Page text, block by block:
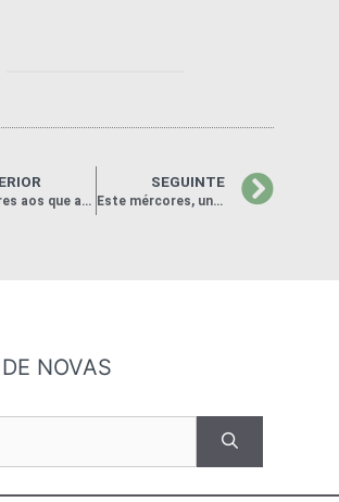
Lugares aos que acudirán as rapazas e rapaces admitidos nos Campamentos de Verán ‘As Neves Concilia’
SEGUINTE
Este mércores, unha nova sesión dos ‘Talleres de Búsqueda de Emprego para Mulleres’
NOVAS